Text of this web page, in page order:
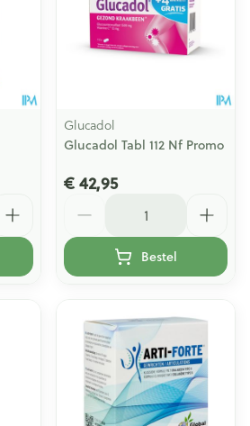
Glucadol
Glucadol Tabl 112 Nf Promo
€ 42,95
Bestel